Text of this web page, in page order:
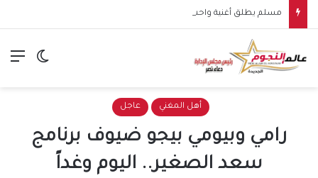
مسلم يطلق أغنية واحشاني.. سادس أغنيات ألبومه الجديد
الوضع
أهل المغني عاجل
رامي وبيومي بيجو ضيوف برنامج
سعد الصغير.. اليوم وغداً